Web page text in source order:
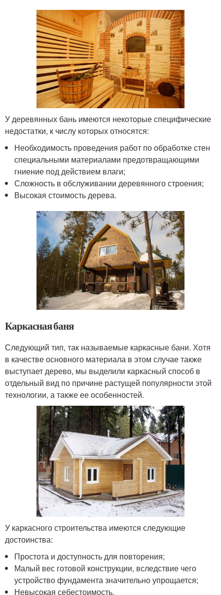
У деревянных бань имеются некоторые специфические
недостатки, к числу которых относятся:
Необходимость проведения работ по обработке стен
специальными материалами предотвращающими
гниение под действием влаги;
Сложность в обслуживании деревянного строения;
Высокая стоимость дерева.
Каркасная баня
Следующий тип, так называемые каркасные бани. Хотя
в качестве основного материала в этом случае также
выступает дерево, мы выделили каркасный способ в
отдельный вид по причине растущей популярности этой
технологии, а также ее особенностей.
У каркасного строительства имеются следующие
достоинства:
Простота и доступность для повторения;
Малый вес готовой конструкции, вследствие чего
устройство фундамента значительно упрощается;
Невысокая себестоимость.